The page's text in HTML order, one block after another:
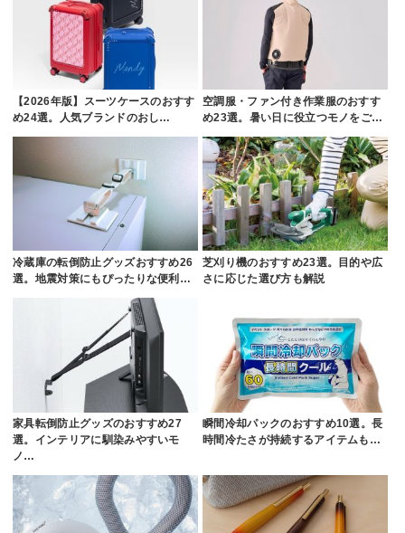
【2026年版】スーツケースのおすす
め24選。人気ブランドのおし…
空調服・ファン付き作業服のおすす
め23選。暑い日に役立つモノをご…
冷蔵庫の転倒防止グッズおすすめ26
選。地震対策にもぴったりな便利…
芝刈り機のおすすめ23選。目的や広
さに応じた選び方も解説
家具転倒防止グッズのおすすめ27
選。インテリアに馴染みやすいモ
ノ…
瞬間冷却パックのおすすめ10選。長
時間冷たさが持続するアイテムも…